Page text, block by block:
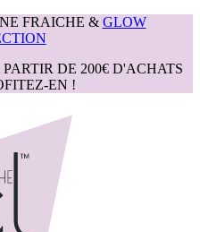
FRAICHE & GLOW
DE 200€ D'ACHATS
EN !